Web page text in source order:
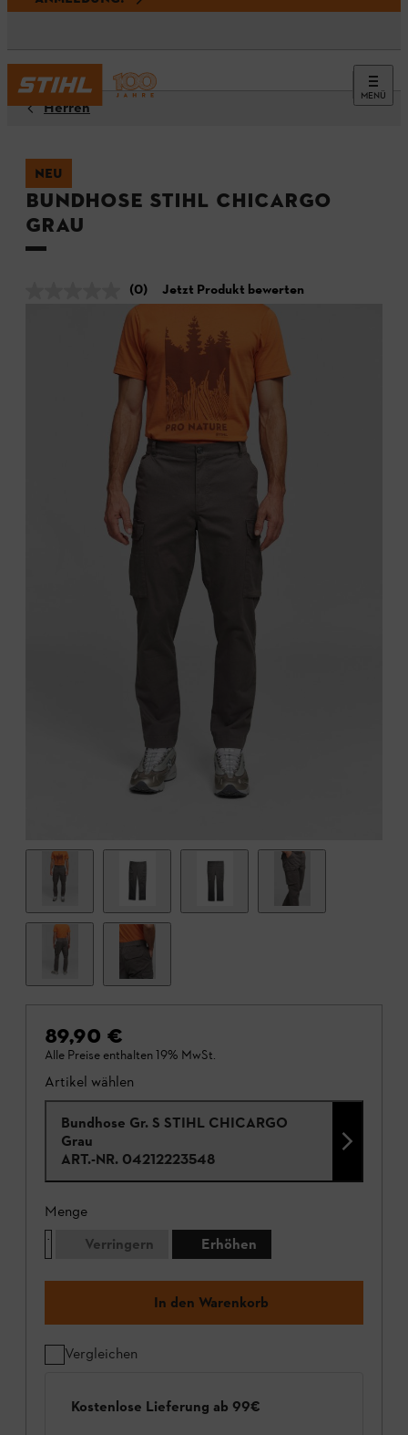
MENÜ
Herren
NEU
Bundhose STIHL CHICARGO
Grau
(0) Jetzt Produkt bewerten
89,90 €
Alle Preise enthalten 19% MwSt.
Artikel wählen
Bundhose Gr. S STIHL CHICARGO
Grau
ART.-NR. 04212223548
Menge
Verringern
Erhöhen
In den Warenkorb
Vergleichen
Kostenlose Lieferung ab 99€